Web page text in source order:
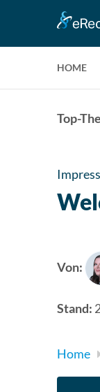
HOME
Top-
Von:
Stand:
Home